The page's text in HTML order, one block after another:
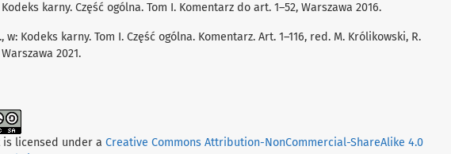
karny. Część ogólna. Tom I. Komentarz do art. 1–52, Warszawa 2016.
w: Kodeks karny. Tom I. Część ogólna. Komentarz. Art. 1–116, red. M. Królikowski, R.
2021.
is licensed under a Creative Commons Attribution-NonCommercial-ShareAlike 4.0